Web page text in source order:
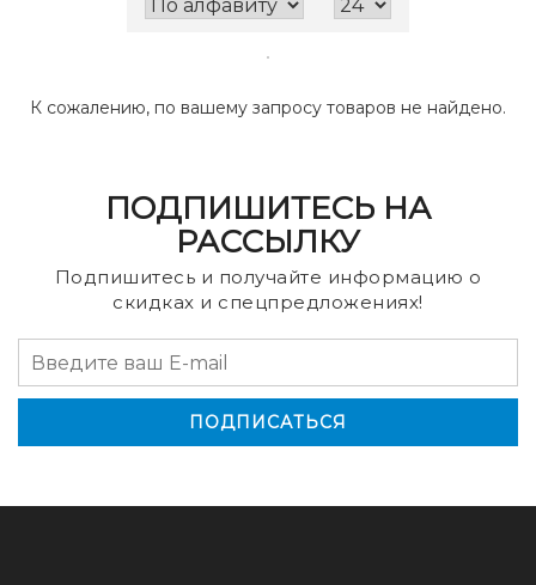
К сожалению, по вашему запросу товаров не найдено.
ПОДПИШИТЕСЬ НА
РАССЫЛКУ
Подпишитесь и получайте информацию о
скидках и спецпредложениях!